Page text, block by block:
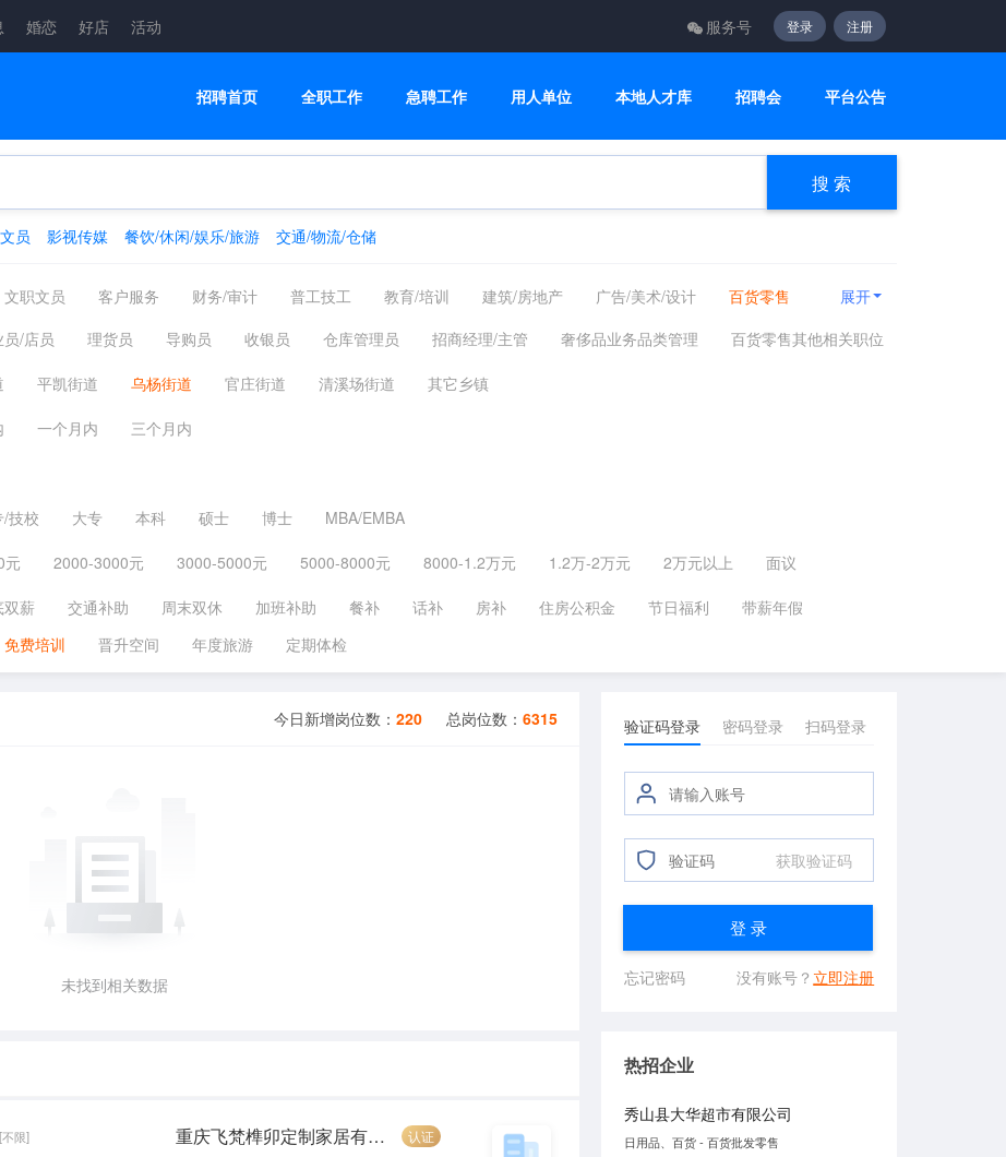
婚恋 好店 活动 服务号 登录 注册
招聘首页 全职工作 急聘工作 用人单位 本地人才库 招聘会 平台公告
搜 索
员 影视传媒 餐饮/休闲/娱乐/旅游 交通/物流/仓储
文职文员 客户服务 财务/审计 普工技工 教育/培训 建筑/房地产 广告/美术/设计
百货零售
金融/银行/证券/保险 高级管理 交通/物流/仓储 家政/安保 计算机/互联网/硬件
机械设备
展开
/店员 理货员 导购员 收银员 仓库管理员 招商经理/主管 奢侈品业务品类管理
百货零售其他相关职位
平凯街道 乌杨街道 官庄街道 清溪场街道
其它乡镇
一个月内
三个月内
/技校 大专 本科 硕士 博士
MBA/EMBA
元 2000-3000元 3000-5000元 5000-8000元 8000-1.2万元 1.2万-2万元 2万元以上
面议
双薪 交通补助 周末双休 加班补助 餐补 话补 房补 住房公积金 节日福利
带薪年假
免费培训 晋升空间 年度旅游 定期体检
今日新增岗位数：220 总岗位数：6315
未找到相关数据
[不限] 重庆飞梵榫卯定制家居有限公司 认证
验证码登录 密码登录 扫码登录
获取验证码
登 录
忘记密码 没有账号？ 立即注册
热招企业
秀山县大华超市有限公司
日用品、百货 - 百货批发零售